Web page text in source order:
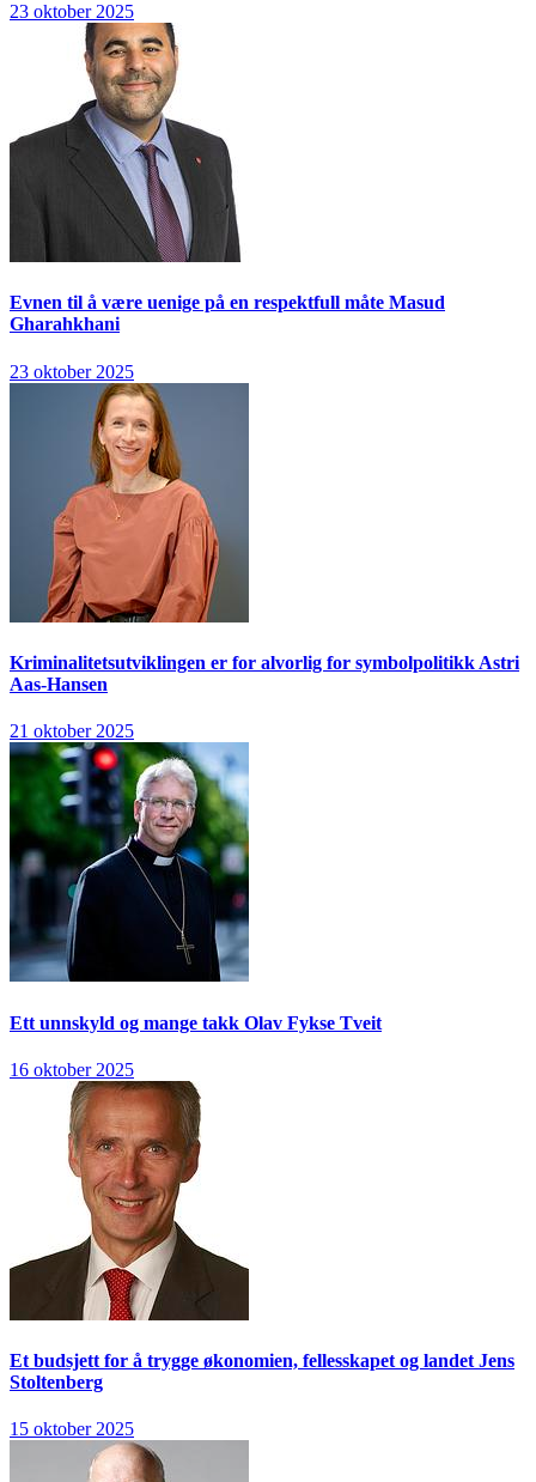
23 oktober 2025
Evnen til å være uenige på en respektfull måte Masud
Gharahkhani
23 oktober 2025
Kriminalitetsutviklingen er for alvorlig for symbolpolitikk Astri
Aas-Hansen
21 oktober 2025
Ett unnskyld og mange takk Olav Fykse Tveit
16 oktober 2025
Et budsjett for å trygge økonomien, fellesskapet og landet Jens
Stoltenberg
15 oktober 2025